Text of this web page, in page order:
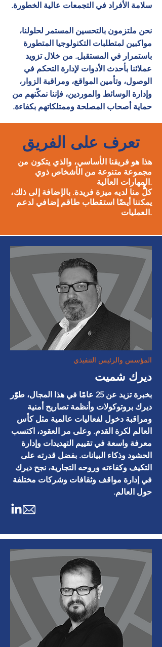
سلامة الأفراد في التجمعات عالية الخطورة.
نحن ملتزمون بالتحسين المستمر لحلولنا،
مواكبين لمتطلبات التكنولوجيا المتطورة
باستمرار في المستقبل. من خلال تزويد
عملائنا بأحدث الأدوات لإدارة التحكم في
الوصول، وتأمين المواقع، ومراقبة الزوار،
وإدارة الوسائط والموردين، فإننا نمكّنهم من
حماية أصحاب المصلحة وممتلكاتهم بكفاءة.
تعرف على الفريق
هذا هو فريقنا الأساسي، والذي يتكون من
مجموعة متنوعة من الأشخاص ذوي
المهارات العالية.
كلٌّ منا لديه ميزة فريدة. بالإضافة إلى ذلك،
يمكننا أيضًا استقطاب طاقم إضافي لدعم
العمليات.
المؤسس والرئيس التنفيذي
ديرك شميت
بخبرة تزيد عن 25 عامًا في هذا المجال، طوّر
ديرك بروتوكولات وأنظمةتصاريح أمنية
ومراقبة دخول لفعاليات عالمية مثل كأس
العالم لكرة القدم. وعلى مر العقود، اكتسب
معرفة واسعة في تقييم التهديدات وإدارة
الحشود وذكاء البيانات. بفضل قدرته على
التكيف وكفاءته وروحه التجارية، نجح ديرك
في إدارة مواقف وثقافات وشركات مختلفة
حول العالم.